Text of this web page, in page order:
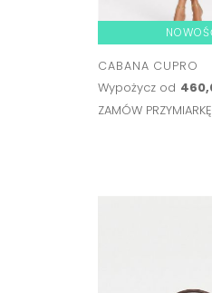
CABANA CUPRO
Wypożycz od
ZAMÓW PRZYMIARKĘ